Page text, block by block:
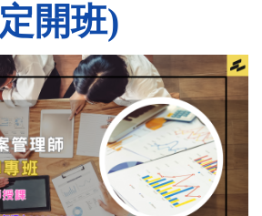
定開班)